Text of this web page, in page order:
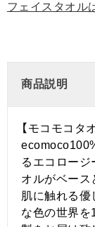
フェイスタオル
商品説明
【モコモコタ
るエコロージ
オルがベース
肌に触れる優
な色の世界を